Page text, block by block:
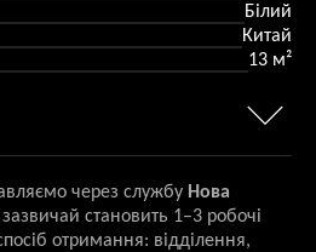
Білий
Китай
13 м²
через службу Нова
становить 1–3 робочі
отримання: відділення,